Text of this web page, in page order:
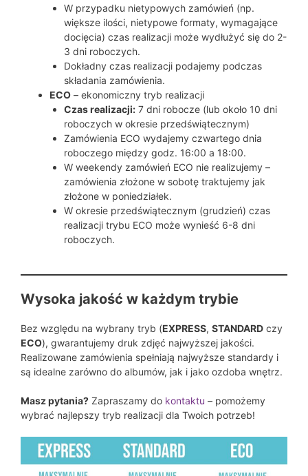
W przypadku nietypowych zamówień (np.
większe ilości, nietypowe formaty, wymagające
docięcia) czas realizacji może wydłużyć się do 2-
3 dni roboczych.
Dokładny czas realizacji podajemy podczas
składania zamówienia.
ECO – ekonomiczny tryb realizacji
Czas realizacji: 7 dni robocze (lub około 10 dni
roboczych w okresie przedświątecznym)
Zamówienia ECO wydajemy czwartego dnia
roboczego między godz. 16:00 a 18:00.
W weekendy zamówień ECO nie realizujemy –
zamówienia złożone w sobotę traktujemy jak
złożone w poniedziałek.
W okresie przedświątecznym (grudzień) czas
realizacji trybu ECO może wynieść 6-8 dni
roboczych.
Wysoka jakość w każdym trybie
Bez względu na wybrany tryb (EXPRESS, STANDARD czy
ECO), gwarantujemy druk zdjęć najwyższej jakości.
Realizowane zamówienia spełniają najwyższe standardy i
są idealne zarówno do albumów, jak i jako ozdoba wnętrz.
Masz pytania? Zapraszamy do kontaktu – pomożemy
wybrać najlepszy tryb realizacji dla Twoich potrzeb!